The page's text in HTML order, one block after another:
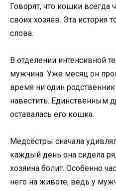
Говорят, что кошки всегда
своих хозяев. Эта история
слова.
В отделении интенсивной
мужчина. Уже месяц он
время ни один
навестить. Единственным
оставалась его кошка.
Медсёстры сначала
каждый день она сидела
хозяина болит. Особенно
него на животе, ведь у